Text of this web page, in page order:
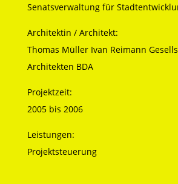
Senatsverwaltung für
Architektin / Architekt:
Thomas Müller Ivan Reimann
Architekten BDA
Projektzeit:
2005 bis 2006
Leistungen:
Projektsteuerung